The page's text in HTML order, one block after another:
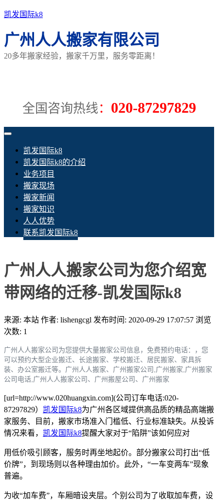
凯发国际k8
广州人人搬家有限公司
20多年搬家经验，搬家千万里，服务零距离！
全国咨询热线： 020-87297829
凯发国际k8
凯发国际k8的介绍
业务项目
搬家现场
搬家新闻
搬家知识
人人优势
联系凯发国际k8
广州人人搬家公司为您介绍宽
带网络的迁移-凯发国际k8
来源: 本站 作者: lishengcgl 发布时间: 2020-09-29 17:07:57 浏览
次数: 1
广州人人搬家公司为您提供大量搬家公司信息，免费预约电话：，您
可以预约大型企业搬迁、长途搬家、学校搬迁、居民搬家、家具拆
装、办公室搬迁等。广州人人搬家、 广州搬家公司,广州搬家,广州搬家
公司电话,广州人人搬家公司、广州搬屋公司、广州搬家
[url=http://www.020huangxin.com](公司订车电话:020-
87297829） 凯发国际k8为广州各区域提供高品质的精品高端搬
家服务、目前，搬家市场准入门槛低、行业标准缺失。从投诉
情况来看， 凯发国际k8提醒大家对于“陷阱”该如何应对
用低价吸引顾客，服务时再坐地起价。部分搬家公司打出“低
价牌”，到现场则以各种理由加价。此外，“一车变两车”现象
普遍。
为收“加车费”，车厢暗设夹层。个别公司为了收取加车费，设